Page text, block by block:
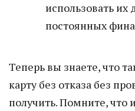
использовать их
постоянных
Теперь вы знаете, что
карту без отказа без
получить. Помните, что